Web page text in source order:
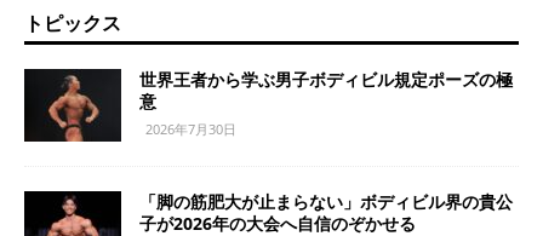
トピックス
世界王者から学ぶ男子ボディビル規定ポーズの極
意
2026年7月30日
「脚の筋肥大が止まらない」ボディビル界の貴公
子が2026年の大会へ自信のぞかせる